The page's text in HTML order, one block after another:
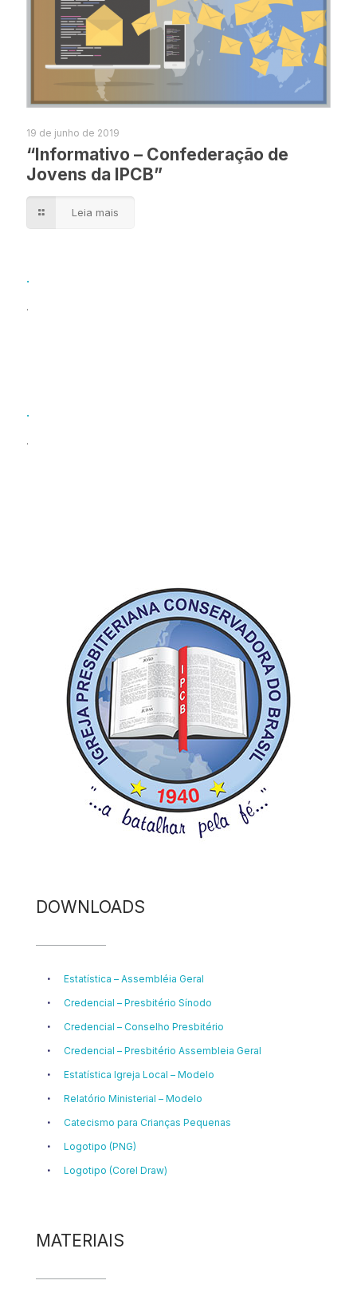
19 de junho de 2019
“Informativo – Confederação de
Jovens da IPCB”
Leia mais
.
.
.
.
DOWNLOADS
Estatística – Assembléia Geral
Credencial – Presbitério Sínodo
Credencial – Conselho Presbitério
Credencial – Presbitério Assembleia Geral
Estatística Igreja Local – Modelo
Relatório Ministerial – Modelo
Catecismo para Crianças Pequenas
Logotipo (PNG)
Logotipo (Corel Draw)
MATERIAIS